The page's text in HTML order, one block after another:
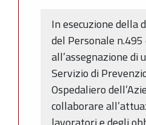
In esecuzione della
del Personale
all’assegnazione di
Servizio di
Ospedaliero
collaborare